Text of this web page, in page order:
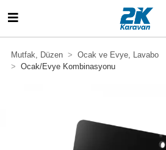
Mutfak, Düzen
Ocak ve Evye, Lavabo
Ocak/Evye Kombinasyonu